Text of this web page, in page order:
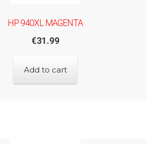
HP 940XL MAGENTA
€31.99
Add to cart